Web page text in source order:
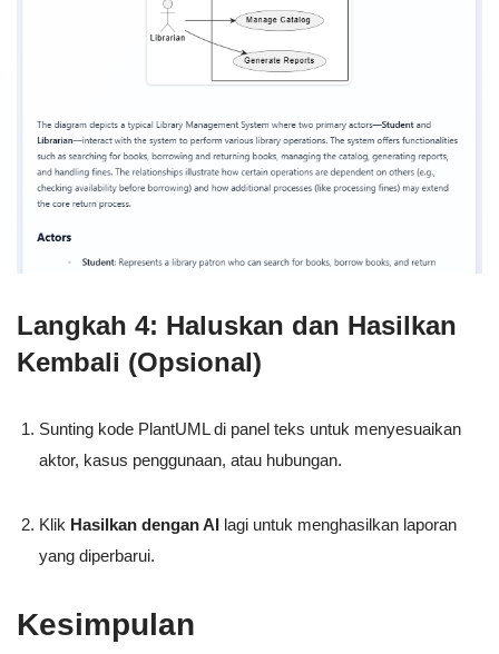
Langkah 4: Haluskan dan Hasilkan
Kembali (Opsional)
Sunting kode PlantUML di panel teks untuk menyesuaikan
aktor, kasus penggunaan, atau hubungan.
Klik Hasilkan dengan AI lagi untuk menghasilkan laporan
yang diperbarui.
Kesimpulan